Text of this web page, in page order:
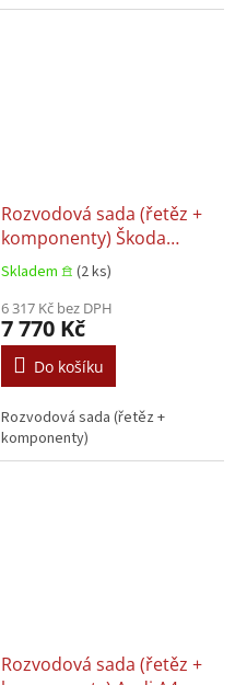
Rozvodová sada (řetěz +
komponenty) Škoda
ŠKODA OCTAVIA II, Škoda
RAPID, Škoda SUPERB II,
Škoda YETI VW EOS,
Volkswagen GOLF PLUS V,
Volkswagen GOLF V,
Volkswagen GOLF VI 1.4
05.2007–07.2018
Skladem 𖠿 (2 ks)
6 317 Kč bez DPH
7 770 Kč
Do košíku
Rozvodová sada (řetěz +
komponenty)
Rozvodová sada (řetěz +